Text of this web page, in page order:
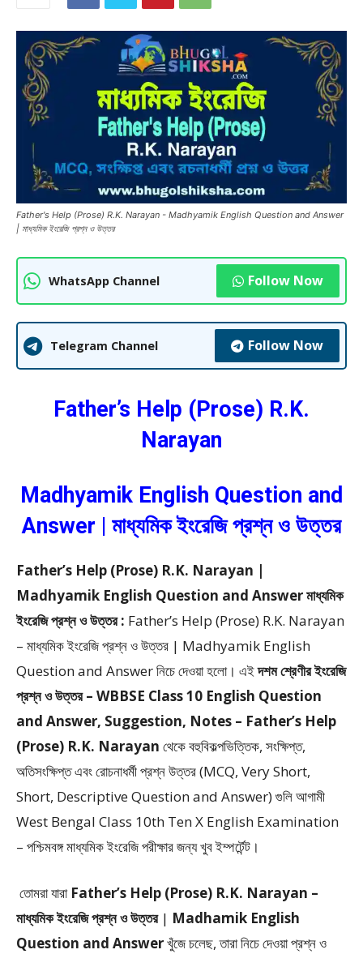
Father's Help (Prose) R.K. Narayan - Madhyamik English Question and Answer
| মাধ্যমিক ইংরেজি প্রশ্ন ও উত্তর
WhatsApp Channel Follow Now
Telegram Channel Follow Now
Father’s Help (Prose) R.K.
Narayan
Madhyamik English Question and
Answer | মাধ্যমিক ইংরেজি প্রশ্ন ও উত্তর
Father’s Help (Prose) R.K. Narayan |
Madhyamik English Question and Answer মাধ্যমিক
ইংরেজি প্রশ্ন ও উত্তর : Father’s Help (Prose) R.K. Narayan
– মাধ্যমিক ইংরেজি প্রশ্ন ও উত্তর | Madhyamik English
Question and Answerনিচে দেওয়া হলো। এইদশম শ্রেণীর ইংরেজি
প্রশ্ন ও উত্তর – WBBSE Class 10 English Question
and Answer, Suggestion, Notes – Father’s Help
(Prose) R.K. Narayan থেকেবহুবিকল্পভিত্তিক, সংক্ষিপ্ত,
অতিসংক্ষিপ্ত এবং রোচনাধর্মী প্রশ্ন উত্তর (MCQ, Very Short,
Short, Descriptive Question and Answer)গুলি আগামী
West Bengal Class 10th Ten X English Examination
– পশ্চিমবঙ্গ মাধ্যমিক ইংরেজি পরীক্ষার জন্য খুব ইম্পর্টেন্ট।
তোমরা যারা Father’s Help (Prose) R.K. Narayan –
মাধ্যমিক ইংরেজি প্রশ্ন ও উত্তর| Madhamik English
Question and Answerখুঁজে চলেছ, তারা নিচে দেওয়া প্রশ্ন ও